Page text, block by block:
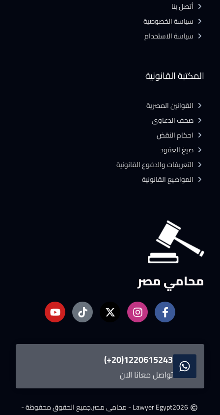
محامي مصر
1220615243(20+)
تواصل معانا الان
2026Lawyer Egypt - محامى مصر.
جميع الحقوق محفوظة -
المكتبة القانونية
القوانين المصرية
صحف الدعاوى
احكام النقض
صيغ العقود
التعريفات والدفوع القانونية
المواضيع القانونية
أتصل بنا
سياسة الخصوصية
سياسة الاستخدام